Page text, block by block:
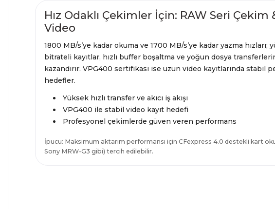
Hız Odaklı Çekimler İçin: RAW Seri Çekim
Video
1800 MB/s’ye kadar okuma ve 1700 MB/s’ye kadar yazma hızları;
bitrateli kayıtlar, hızlı buffer boşaltma ve yoğun dosya
kazandırır. VPG400 sertifikası ise uzun video kayıtlarında stabil
hedefler.
Yüksek hızlı transfer ve akıcı iş akışı
VPG400 ile stabil video kayıt hedefi
Profesyonel çekimlerde güven veren performans
İpucu: Maksimum aktarım performansı için CFexpress 4.0 destekli kart
Sony MRW-G3 gibi) tercih edilebilir.